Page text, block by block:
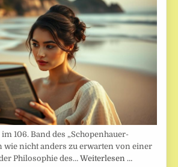
106. Band des „Schopenhauer-
wie nicht anders zu erwarten von einer
Philosophie des…Weiterlesen …